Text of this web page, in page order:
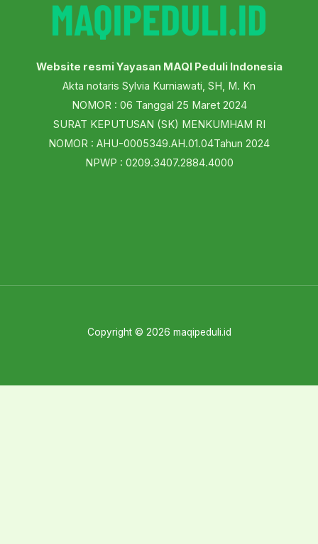
Website resmi Yayasan MAQI Peduli Indonesia
Akta notaris Sylvia Kurniawati, SH, M. Kn
NOMOR : 06 Tanggal 25 Maret 2024
SURAT KEPUTUSAN (SK) MENKUMHAM RI
NOMOR : AHU-0005349.AH.01.04Tahun 2024
NPWP : 0209.3407.2884.4000
Copyright © 2026 maqipeduli.id